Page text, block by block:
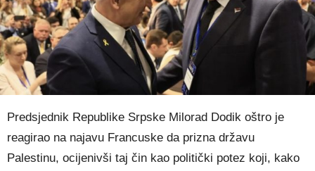
Predsjednik Republike Srpske Milorad Dodik oštro je
reagirao na najavu Francuske da prizna državu
Palestinu, ocijenivši taj čin kao politički potez koji, kako